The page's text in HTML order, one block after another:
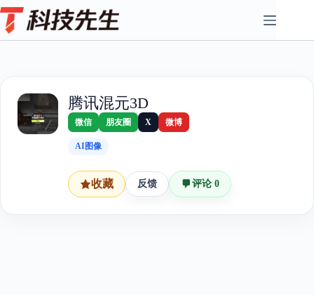
Skip
to
content
腾讯混元3D
微信 朋友圈 X 微博
AI图像
收藏 反馈 评论 0